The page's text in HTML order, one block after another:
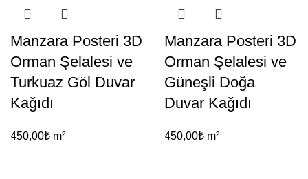
Manzara Posteri 3D
Orman Şelalesi ve
Turkuaz Göl Duvar
Kağıdı
450,00₺ m²
Manzara Posteri 3D
Orman Şelalesi ve
Güneşli Doğa
Duvar Kağıdı
450,00₺ m²